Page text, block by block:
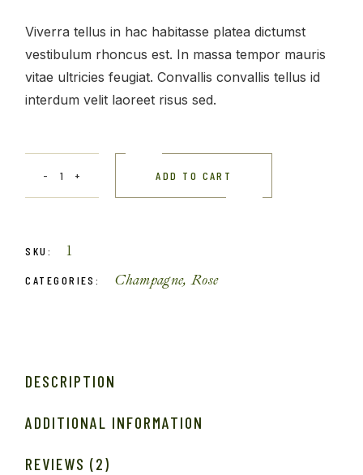
Viverra tellus in hac habitasse platea dictumst
vestibulum rhoncus est. In massa tempor mauris
vitae ultricies feugiat. Convallis convallis tellus id
interdum velit laoreet risus sed.
ADD TO CART
SKU: 1
CATEGORIES: Champagne,Rose
DESCRIPTION
ADDITIONAL INFORMATION
REVIEWS (2)